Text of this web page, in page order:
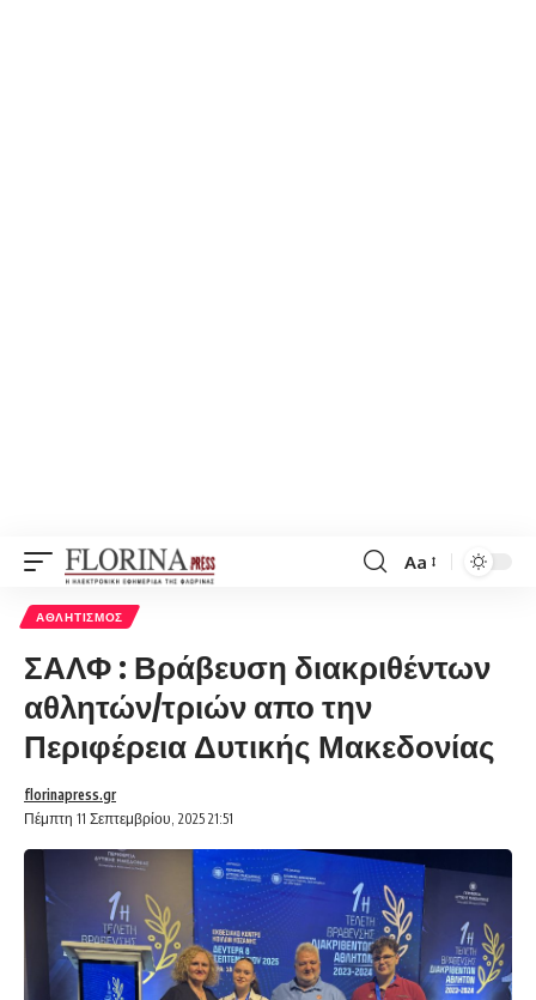
Font
Aa
ΑΘΛΗΤΙΣΜΌΣ
ΣΑΛΦ : Βράβευση διακριθέντων
αθλητών/τριών απο την
Περιφέρεια Δυτικής Μακεδονίας
Πέμπτη 11 Σεπτεμβρίου, 2025 21:51
florinapress.gr